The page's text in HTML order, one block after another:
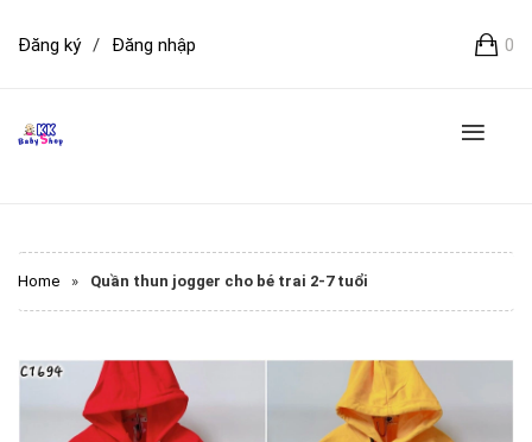
0
Đăng ký / Đăng nhập
Home » Quần thun jogger cho bé trai 2-7 tuổi